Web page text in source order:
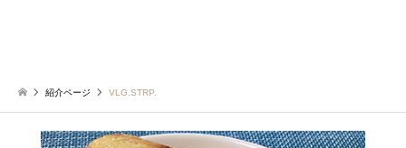
紹介ページ VLG.STRP.